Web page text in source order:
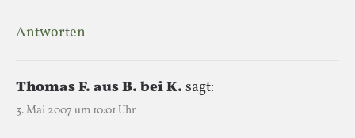
Antworten
Thomas F. aus B. bei K. sagt:
3. Mai 2007 um 10:01 Uhr